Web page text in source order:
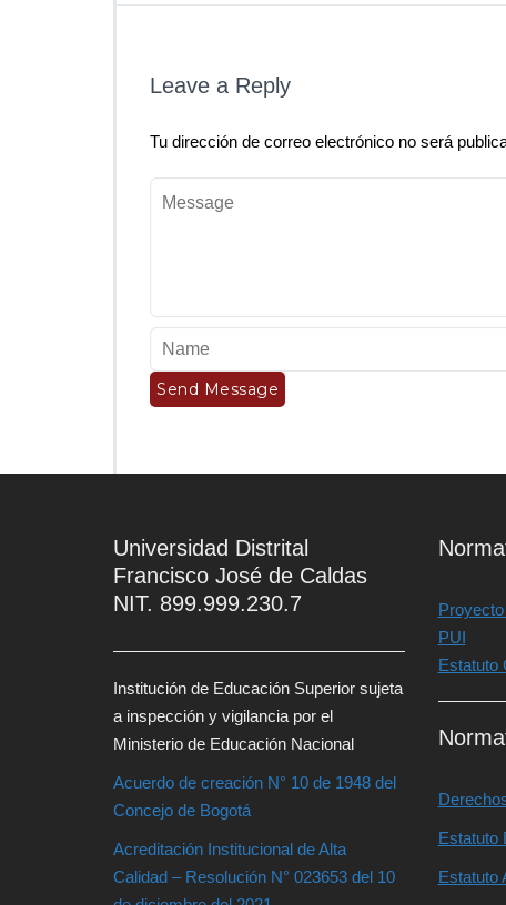
Leave a Reply
Tu dirección de correo electrónico no será
Universidad Distrital
Francisco José de Caldas
NIT. 899.999.230.7
Institución de Educación Superior sujeta
a inspección y vigilancia por el
Ministerio de Educación Nacional
Acuerdo de creación N° 10 de 1948 del
Concejo de Bogotá
Acreditación Institucional de Alta
Calidad – Resolución N° 023653 del 10
PUI
Estatuto
Estatuto
Estatuto